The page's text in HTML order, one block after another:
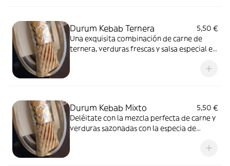
Durum Kebab Ternera
5,50 €
Una exquisita combinación de carne de
ternera, verduras frescas y salsa especial en
Durum Kebab Mixto
5,50 €
Deléitate con la mezcla perfecta de carne y
verduras sazonadas con la especia de